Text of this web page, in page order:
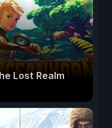
Lost Realm